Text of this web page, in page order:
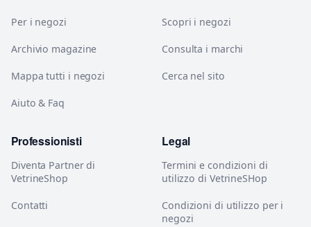
Per i negozi
Archivio magazine
Mappa tutti i negozi
Aiuto & Faq
Scopri i negozi
Consulta i marchi
Cerca nel sito
Professionisti
Diventa Partner di
VetrineShop
Contatti
Legal
Termini e condizioni di
utilizzo di VetrineSHop
Condizioni di utilizzo per i
negozi